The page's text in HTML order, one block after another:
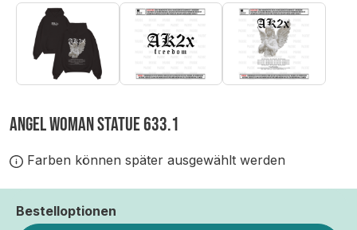
ANGEL WOMAN STATUE 633.1
Farben können später ausgewählt werden
Bestelloptionen